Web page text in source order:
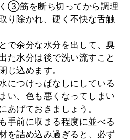
③筋を断ち切ってから調理
り除かれ、硬く不快な舌触
で余分な水分を出して、臭
た水分は後で洗い流すこと
じ込めます。
につけっぱなしにしている
い、色も悪くなってしまい
あげておきましょう。
手前に収まる程度に並べる
を詰め込み過ぎると、必ず